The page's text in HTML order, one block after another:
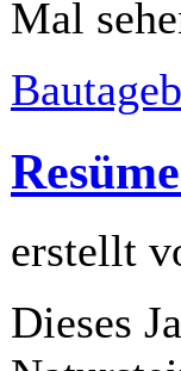
Mal
erstellt
Dieses